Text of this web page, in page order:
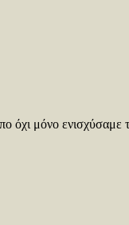
μόνο ενισχύσαμε